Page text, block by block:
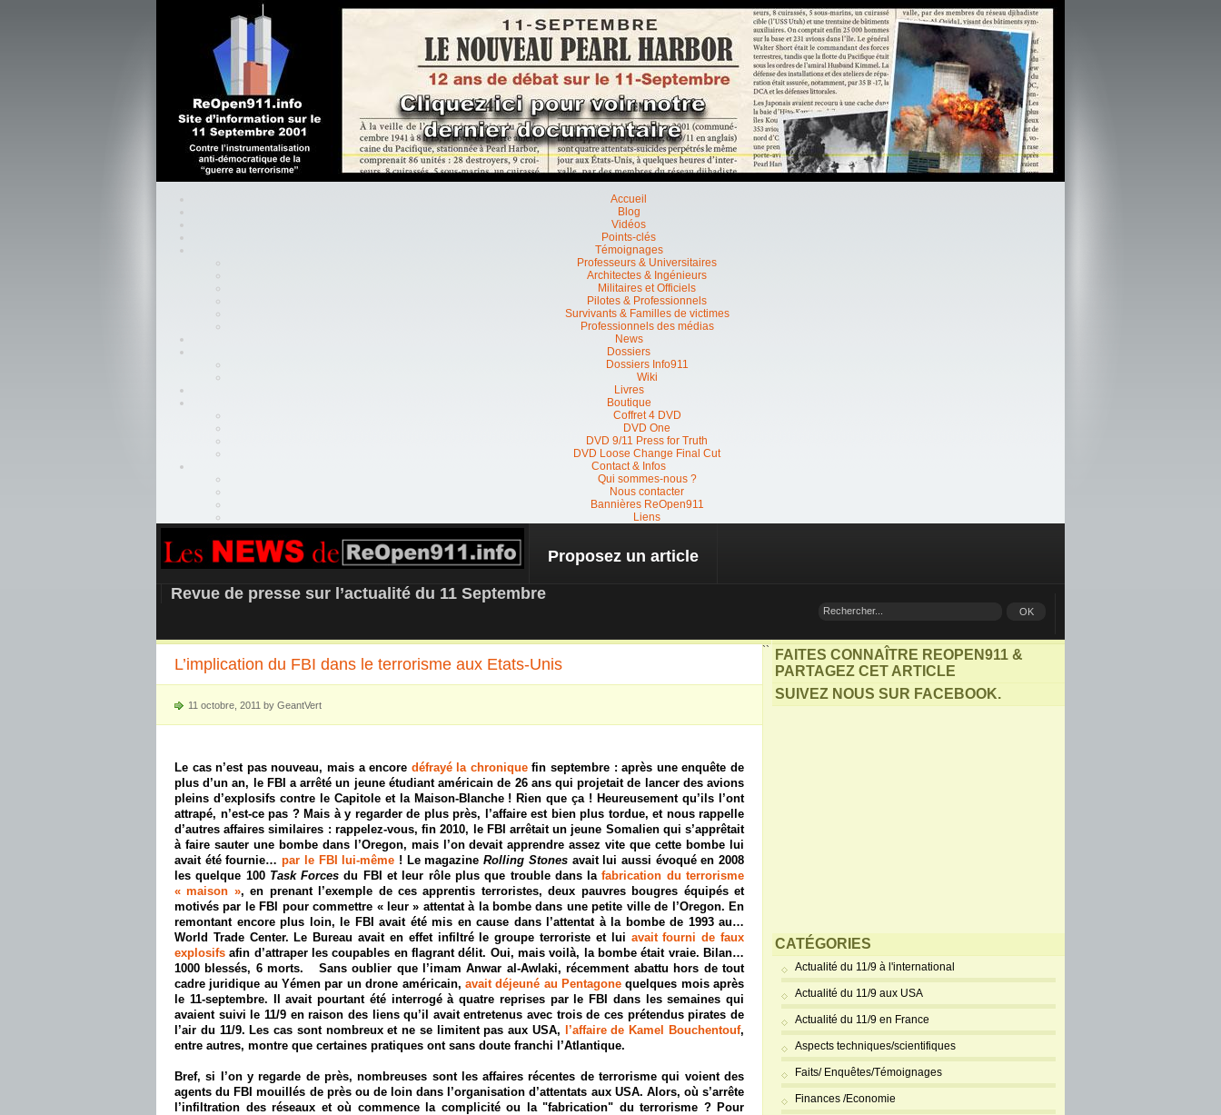
Accueil
Blog
Vidéos
Points-clés
Témoignages
Professeurs & Universitaires
Architectes & Ingénieurs
Militaires et Officiels
Pilotes & Professionnels
Survivants & Familles de victimes
Professionnels des médias
News
Dossiers
Dossiers Info911
Wiki
Livres
Boutique
Coffret 4 DVD
DVD One
DVD 9/11 Press for Truth
DVD Loose Change Final Cut
Contact & Infos
Qui sommes-nous ?
Nous contacter
Bannières ReOpen911
Liens
REOPEN911 – NEWS
Proposez un article
Revue de presse sur l’actualité du 11 Septembre
L’implication du FBI dans le terrorisme aux Etats-Unis
11 octobre, 2011 by GeantVert
Le cas n’est pas nouveau, mais a encore défrayé la chroniquefin septembre : après une enquête de
plus d’un an, le FBI a arrêté un jeune étudiant américain de 26 ans qui projetait de lancer des avions
pleins d’explosifs contre le Capitole et la Maison-Blanche ! Rien que ça ! Heureusement qu’ils l’ont
attrapé, n’est-ce pas ? Mais à y regarder de plus près, l’affaire est bien plus tordue, et nous rappelle
d’autres affaires similaires : rappelez-vous, fin 2010, le FBI arrêtait un jeune Somalien qui s’apprêtait
à faire sauter une bombe dans l’Oregon, mais l’on devait apprendre assez vite que cette bombe lui
avait été fournie…par le FBI lui-même ! Le magazine Rolling Stones avait lui aussi évoqué en 2008
les quelque 100 Task Forces du FBI et leur rôle plus que trouble dans lafabrication du terrorisme
« maison », en prenant l’exemple de ces apprentis terroristes, deux pauvres bougres équipés et
motivés par le FBI pour commettre « leur » attentat à la bombe dans une petite ville de l’Oregon. En
remontant encore plus loin, l e FBI avait été mis en cause dans l’attentat à la bombe de 1993 au…
World Trade Center. Le Bureau avait en effet infiltré le groupe terroriste et lui avait fourni de faux
explosifs afin d’attraper les coupables en flagrant délit. Oui, mais voilà, la bombe était vraie. Bilan…
1000 blessés, 6 morts.
Sans oublier que l’imam Anwar al-Awlaki, récemment abattu hors de tout
cadre juridique au Yémen par un drone américain, avait déjeuné au Pentagonequelques mois après
le 11-septembre.
Il avait pourtant été interrogé à quatre reprises par le FBI dans les semaines qui
avaient suivi le 11/9 en raison des liens qu’il avait entretenus avec trois de ces prétendus pirates de
l’air du 11/9. Les cas sont nombreux et ne se limitent pas aux USA,
l’affaire de Kamel Bouchentouf,
entre autres, montre que certaines pratiques ont sans doute franchi l’Atlantique.
Bref, si l’on y regarde de près, nombreuses sont les affaires récentes de terrorisme qui voient des
agents du FBI mouillés de près ou de loin dans l’organisation d’attentats aux USA. Alors, où s’arrête
l’infiltration des réseaux et où commence la complicité ou la "fabrication" du terrorisme ? Pour
``
FAITES CONNAÎTRE REOPEN911 &
PARTAGEZ CET ARTICLE
SUIVEZ NOUS SUR FACEBOOK.
CATÉGORIES
Actualité du 11/9 à l'international
Actualité du 11/9 aux USA
Actualité du 11/9 en France
Aspects techniques/scientifiques
Faits/ Enquêtes/Témoignages
Finances /Economie